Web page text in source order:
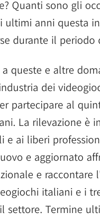
Quanti sono gli
ultimi anni questa
durante il
queste e altre
dei
partecipare al
La rilevazione è
e ai liberi
e aggiornato
e raccontare
italiani e i
settore. Termine